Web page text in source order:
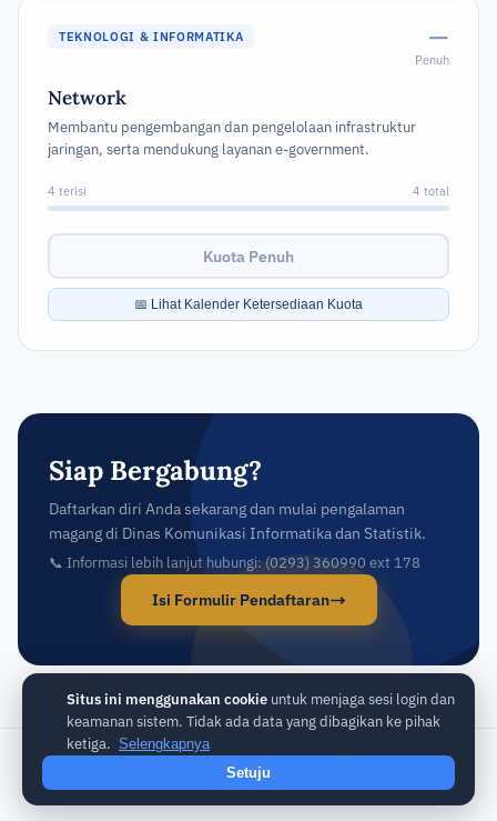
TEKNOLOGI & INFORMATIKA —
Penuh
Network
Membantu pengembangan dan pengelolaan infrastruktur
jaringan, serta mendukung layanan e-government.
4 terisi 4 total
Kuota Penuh
📅 Lihat Kalender Ketersediaan Kuota
Siap Bergabung?
Daftarkan diri Anda sekarang dan mulai pengalaman
magang di Dinas Komunikasi Informatika dan Statistik.
📞 Informasi lebih lanjut hubungi: (0293) 360990 ext 178
Isi Formulir Pendaftaran
© 2026 Dinas Komunikasi Informatika dan Statistik — Sistem
Informasi Magang
Situs ini menggunakan cookie untuk menjaga sesi login dan
keamanan sistem. Tidak ada data yang dibagikan ke pihak
ketiga. Selengkapnya
Setuju